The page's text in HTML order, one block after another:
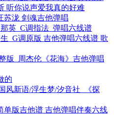
听你说声爱我真的好难
苏泷 剑魂吉他弹唱
英_C调指法_弹唱六线谱
_G调原版 吉他弹唱六线谱 歌
版_周杰伦《花海》吉他弹唱
的
风新语/浮生梦/汐音社_《探
单版吉他谱 吉他弹唱伴奏六线